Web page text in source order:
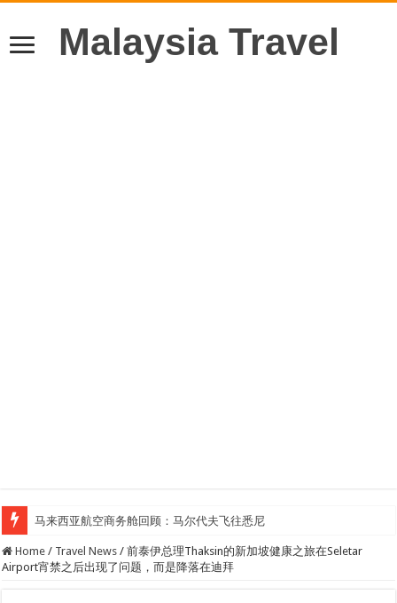
Malaysia Travel
马来西亚航空商务舱回顾：马尔代夫飞往悉尼
Klook客路汇聚超过50位旅游创作者，参与马来西亚Kreatorverse IN x
Home / Travel News / 前泰伊总理Thaksin的新加坡健康之旅在Seletar
Airport宵禁之后出现了问题，而是降落在迪拜